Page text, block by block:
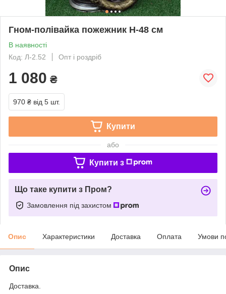
Гном-полівайка пожежник H-48 см
В наявності
Код: Л-2.52
Опт і роздріб
1 080 ₴
970 ₴ від 5 шт.
Купити
або
Купити з
Що таке купити з Пром?
Замовлення під захистом
Опис Характеристики Доставка Оплата Умови
Опис
Доставка.